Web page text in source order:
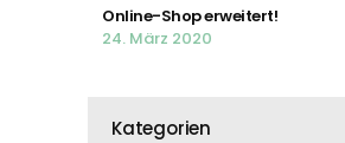
Online-Shop erweitert!
24. März 2020
Kategorien